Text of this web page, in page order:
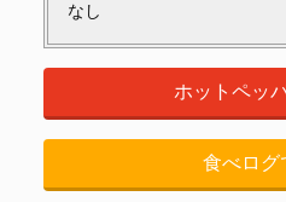
なし
ホットペッ
食べログ